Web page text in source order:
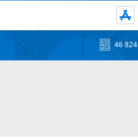
46 824